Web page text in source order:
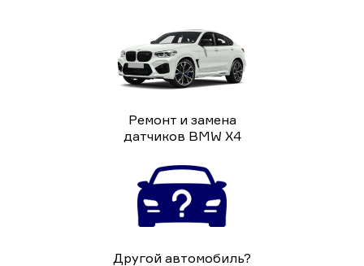
Ремонт и замена
датчиков BMW X4
Другой автомобиль?